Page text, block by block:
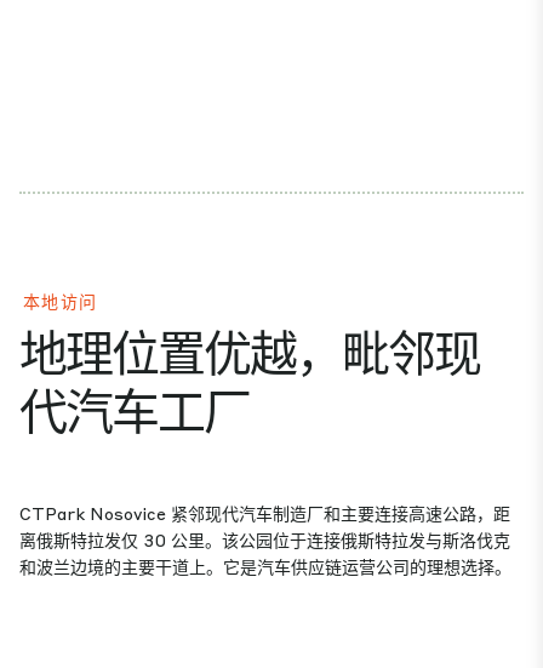
本地访问
地理位置优越，毗邻现
代汽车工厂
CTPark Nosovice 紧邻现代汽车制造厂和主要连接高速公路，距
离俄斯特拉发仅 30 公里。该公园位于连接俄斯特拉发与斯洛伐克
和波兰边境的主要干道上。它是汽车供应链运营公司的理想选择。